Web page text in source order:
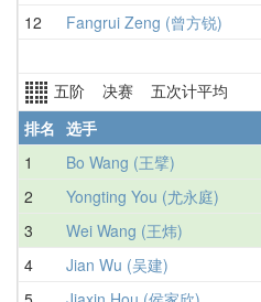
12 Fangrui Zeng (曾方锐)
五阶 决赛 五次计平均
排名 选手
1
Bo Wang (王擘)
2 Yongting You (尤永庭)
3 Wei Wang (王炜)
4 Jian Wu (吴建)